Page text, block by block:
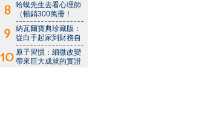
蛤蟆先生去看心理師
（暢銷300萬冊！
納瓦爾寶典珍藏版：
從白手起家到財務自
原子習慣：細微改變
帶來巨大成就的實證